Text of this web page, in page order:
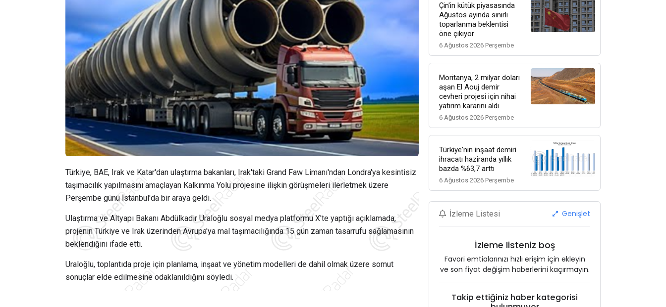
Türkiye, BAE, Irak ve Katar'dan ulaştırma bakanları, Irak'taki Grand Faw Limanı'ndan Londra'ya kesintisiz
taşımacılık yapılmasını amaçlayan Kalkınma Yolu projesine ilişkin görüşmeleri ilerletmek üzere
Perşembe günü İstanbul'da bir araya geldi.
Ulaştırma ve Altyapı Bakanı Abdülkadir Uraloğlu sosyal medya platformu X'te yaptığı açıklamada,
projenin Türkiye ve Irak üzerinden Avrupa'ya mal taşımacılığında 15 gün zaman tasarrufu sağlamasının
beklendiğini ifade etti.
Uraloğlu, toplantıda proje için planlama, inşaat ve yönetim modelleri de dahil olmak üzere somut
sonuçlar elde edilmesine odaklanıldığını söyledi.
Çin'in kütük piyasasında
Ağustos ayında sınırlı
toparlanma beklentisi
öne çıkıyor
6 Ağustos 2026 Perşembe
Moritanya, 2 milyar doları
aşan El Aouj demir
cevheri projesi için nihai
yatırım kararını aldı
6 Ağustos 2026 Perşembe
Türkiye'nin inşaat demiri
ihracatı haziranda yıllık
bazda %63,7 arttı
6 Ağustos 2026 Perşembe
İzleme Listesi Genişlet
İzleme listeniz boş
Favori emtialarınızı hızlı erişim için ekleyin
ve son fiyat değişim haberlerini kaçırmayın.
Takip ettiğiniz haber kategorisi